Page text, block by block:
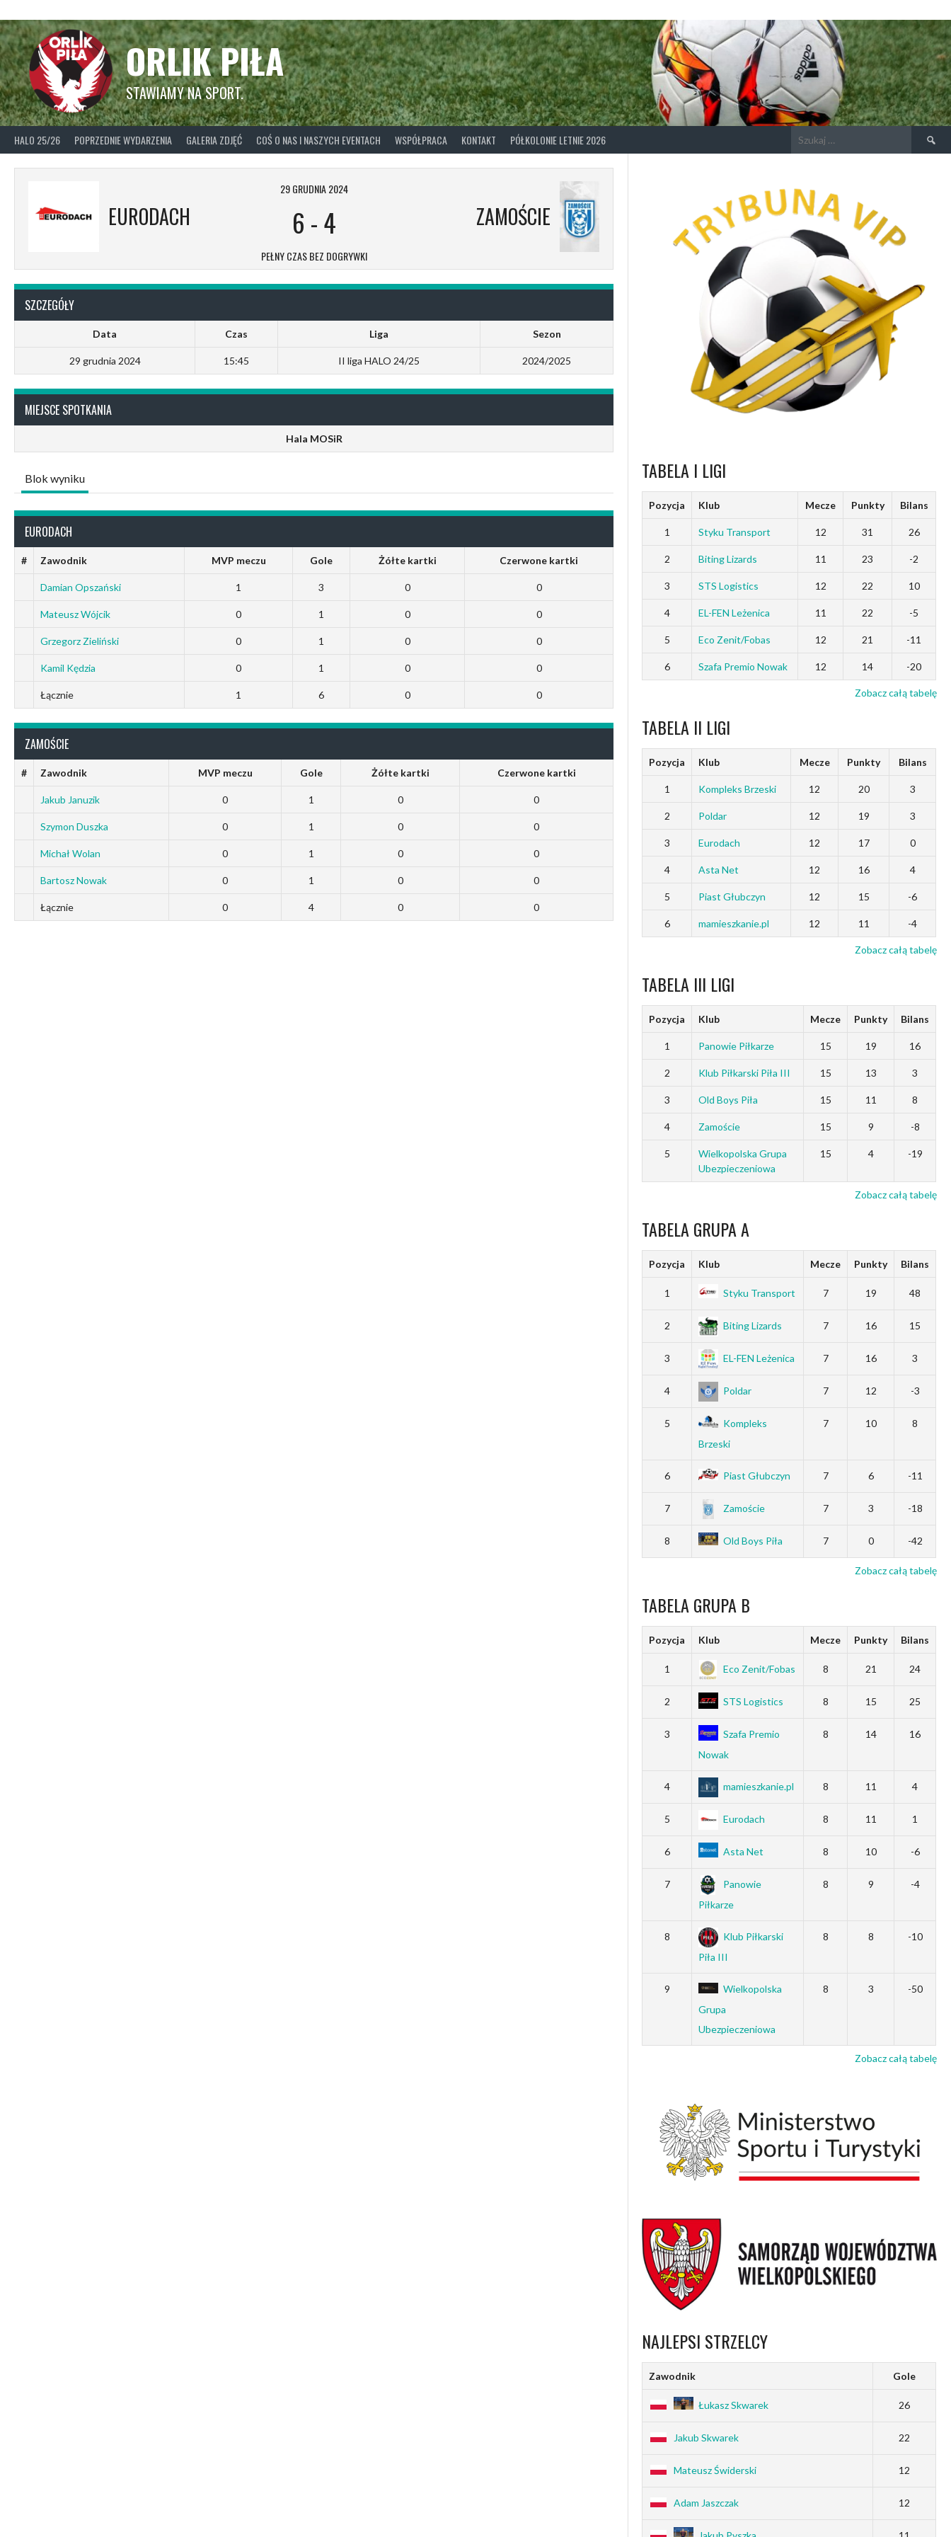
to
content
ORLIK PIŁA
STAWIAMY NA SPORT.
HALO 25/26 POPRZEDNIE WYDARZENIA GALERIA ZDJĘĆ COŚ O NAS I NASZYCH EVENTACH WSPÓŁPRACA KONTAKT PÓŁKOLONIE LETNIE 2026 Szukaj:
EURODACH ZAMOŚCIE
29 GRUDNIA 2024
6 -4
PEŁNY CZAS BEZ DOGRYWKI
SZCZEGÓŁY
Data Czas Liga Sezon
29 grudnia 2024 15:45 II liga HALO 24/25 2024/2025
MIEJSCE SPOTKANIA
Hala MOSiR
Blok wyniku
EURODACH
# Zawodnik MVP meczu Gole Żółte kartki Czerwone kartki
Damian Opszański 1 3 0 0
Mateusz Wójcik 0 1 0 0
Grzegorz Zieliński 0 1 0 0
Kamil Kędzia 0 1 0 0
Łącznie 1 6 0 0
ZAMOŚCIE
# Zawodnik MVP meczu Gole Żółte kartki Czerwone kartki
Jakub Januzik 0 1 0 0
Szymon Duszka 0 1 0 0
Michał Wolan 0 1 0 0
Bartosz Nowak 0 1 0 0
Łącznie 0 4 0 0
TABELA I LIGI
Pozycja Klub Mecze Punkty Bilans
1 Styku Transport 12 31 26
2 Biting Lizards 11 23 -2
3 STS Logistics 12 22 10
4 EL-FEN Leżenica 11 22 -5
5 Eco Zenit/Fobas 12 21 -11
6 Szafa Premio Nowak 12 14 -20
Zobacz całą tabelę
TABELA II LIGI
Pozycja Klub Mecze Punkty Bilans
1 Kompleks Brzeski 12 20 3
2 Poldar 12 19 3
3 Eurodach 12 17 0
4 Asta Net 12 16 4
5 Piast Głubczyn 12 15 -6
6 mamieszkanie.pl 12 11 -4
Zobacz całą tabelę
TABELA III LIGI
Pozycja Klub Mecze Punkty Bilans
1 Panowie Piłkarze 15 19 16
2 Klub Piłkarski Piła III 15 13 3
3 Old Boys Piła 15 11 8
4 Zamoście 15 9 -8
5
Wielkopolska Grupa
Ubezpieczeniowa
15 4 -19
Zobacz całą tabelę
TABELA GRUPA A
Pozycja Klub Mecze Punkty Bilans
1 Styku Transport 7 19 48
2 Biting Lizards 7 16 15
3 EL-FEN Leżenica 7 16 3
4 Poldar 7 12 -3
5
Kompleks
Brzeski
7 10 8
6 Piast Głubczyn 7 6 -11
7 Zamoście 7 3 -18
8 Old Boys Piła 7 0 -42
Zobacz całą tabelę
TABELA GRUPA B
Pozycja Klub Mecze Punkty Bilans
1 Eco Zenit/Fobas 8 21 24
2 STS Logistics 8 15 25
3
Szafa Premio
Nowak
8 14 16
4 mamieszkanie.pl 8 11 4
5 Eurodach 8 11 1
6 Asta Net 8 10 -6
7
Panowie
Piłkarze
8 9 -4
8
Klub Piłkarski
Piła III
8 8 -10
9
Wielkopolska
Grupa
Ubezpieczeniowa
8 3 -50
Zobacz całą tabelę
NAJLEPSI STRZELCY
Zawodnik Gole
Łukasz Skwarek 26
Jakub Skwarek 22
Mateusz Świderski 12
Adam Jaszczak 12